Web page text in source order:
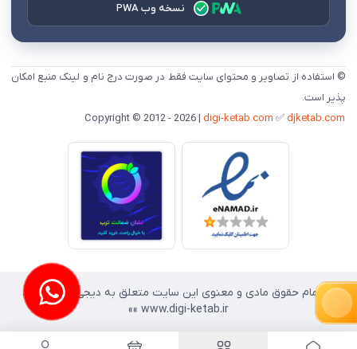
نسخه وب PWA
© استفاده از تصاویر و محتوای سایت فقط در صورت درج نام و لینک منبع امکان
پذیر است.
digi-ketab.com ✅djketab.com
«« تمام حقوق مادی و معنوی این سایت متعلق به دیجی کتاب است.
www.digi-ketab.ir »»